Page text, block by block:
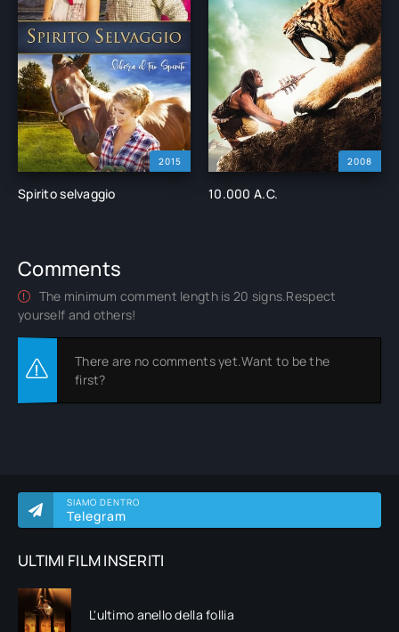
SIAMO DENTRO
Telegram
ULTIMI FILM INSERITI
L'ultimo anello della follia
2015
Spirito selvaggio
2008
10.000 A.C.
Comments
The minimum comment length is 20 signs.Respect
yourself and others!
There are no comments yet.Want to be the
first?